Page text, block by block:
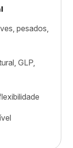
pesados,
GLP,